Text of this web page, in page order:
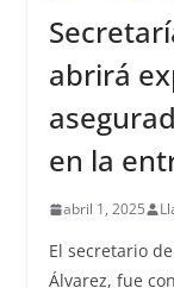
abrirá
en la
abril 1, 2025
El secretario
Álvarez, fue